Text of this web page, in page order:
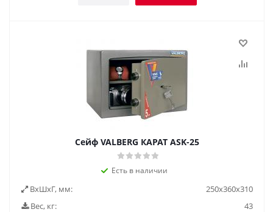
Сейф VALBERG КАРАТ ASK-25
Есть в наличии
ВxШxГ, мм:
250х360х310
Вес, кг:
43